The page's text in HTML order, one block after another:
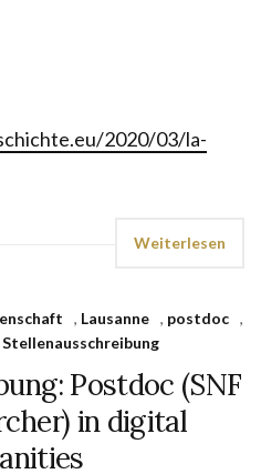
2020/03/la-
Weiterlesen
, Lausanne , postdoc
,
Stellenausschreibung
Postdoc (SNF
in digital